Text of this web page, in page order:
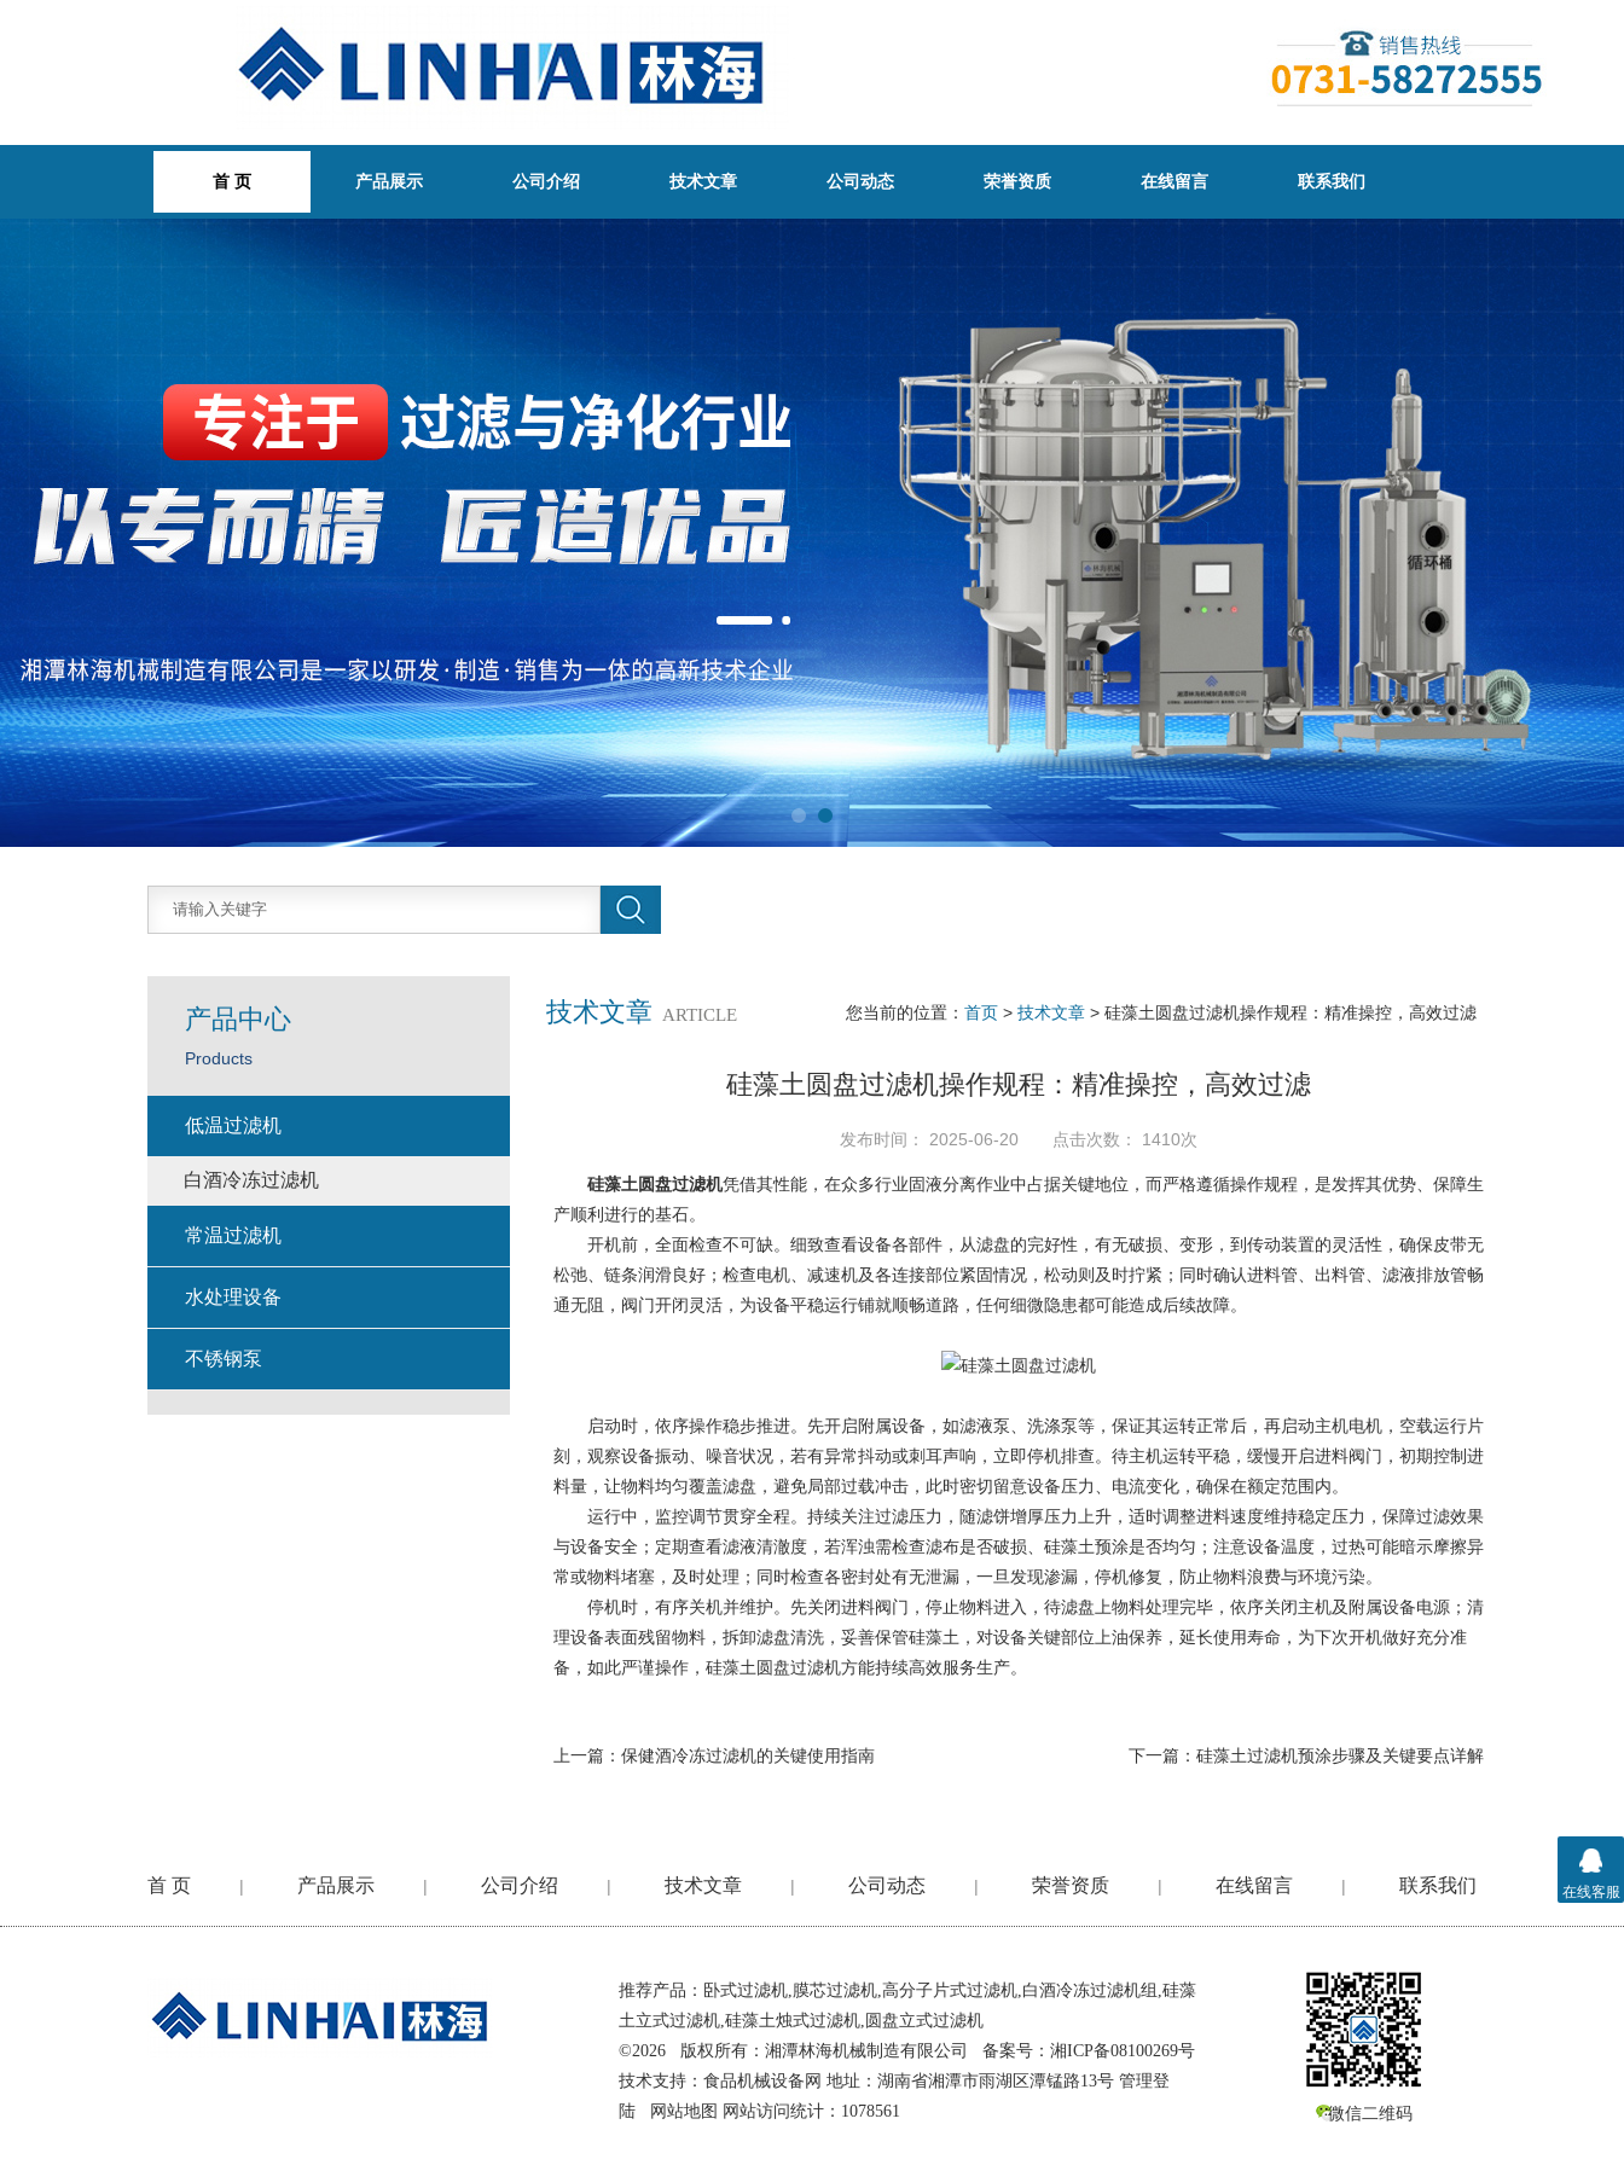
首 页 产品展示 公司介绍 技术文章 公司动态 荣誉资质 在线留言 联系我们
技术文章 ARTICLE 您当前的位置： 首页 > 技术文章 > 硅藻土圆盘过滤机操作规程：精准操控，高效过滤
硅藻土圆盘过滤机操作规程：精准操控，高效过滤
发布时间： 2025-06-20 点击次数： 1410次
硅藻土圆盘过滤机凭借其性能，在众多行业固液分离作业中占据关键地位，而严格遵循操作规程，是发挥其优势、保障生
产顺利进行的基石。
开机前，全面检查不可缺。细致查看设备各部件，从滤盘的完好性，有无破损、变形，到传动装置的灵活性，确保皮带无
松弛、链条润滑良好；检查电机、减速机及各连接部位紧固情况，松动则及时拧紧；同时确认进料管、出料管、滤液排放管畅
通无阻，阀门开闭灵活，为设备平稳运行铺就顺畅道路，任何细微隐患都可能造成后续故障。
启动时，依序操作稳步推进。先开启附属设备，如滤液泵、洗涤泵等，保证其运转正常后，再启动主机电机，空载运行片
刻，观察设备振动、噪音状况，若有异常抖动或刺耳声响，立即停机排查。待主机运转平稳，缓慢开启进料阀门，初期控制进
料量，让物料均匀覆盖滤盘，避免局部过载冲击，此时密切留意设备压力、电流变化，确保在额定范围内。
运行中，监控调节贯穿全程。持续关注过滤压力，随滤饼增厚压力上升，适时调整进料速度维持稳定压力，保障过滤效果
与设备安全；定期查看滤液清澈度，若浑浊需检查滤布是否破损、硅藻土预涂是否均匀；注意设备温度，过热可能暗示摩擦异
常或物料堵塞，及时处理；同时检查各密封处有无泄漏，一旦发现渗漏，停机修复，防止物料浪费与环境污染。
停机时，有序关机并维护。先关闭进料阀门，停止物料进入，待滤盘上物料处理完毕，依序关闭主机及附属设备电源；清
理设备表面残留物料，拆卸滤盘清洗，妥善保管硅藻土，对设备关键部位上油保养，延长使用寿命，为下次开机做好充分准
备，如此严谨操作，硅藻土圆盘过滤机方能持续高效服务生产。
下一篇： 硅藻土过滤机预涂步骤及关键要点详解
上一篇： 保健酒冷冻过滤机的关键使用指南
产品中心
Products
低温过滤机
白酒冷冻过滤机
常温过滤机
水处理设备
不锈钢泵
首 页 | 产品展示 | 公司介绍 | 技术文章 | 公司动态 | 荣誉资质 | 在线留言 | 联系我们
推荐产品： 卧式过滤机,膜芯过滤机,高分子片式过滤机,白酒冷冻过滤机组 ,硅藻
土立式过滤机,硅藻土烛式过滤机, 圆盘立式过滤机
©2026 版权所有：湘潭林海机械制造有限公司 备案号： 湘ICP备08100269号
技术支持： 食品机械设备网 地址：湖南省湘潭市雨湖区潭锰路13号 管理登
陆
网站地图 网站访问统计：1078561 微信二维码
在线客服